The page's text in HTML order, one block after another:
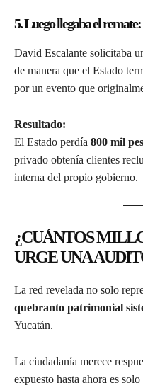
5. Luego llegaba el
David Escalante solicitaba
de manera que el Estado
por un evento que
Resultado:
El Estado perdía 800 mil
privado obtenía clientes
interna del propio gobierno.
¿CUÁNTOS
URGE UNA
La red revelada no solo
quebranto patrimonial
Yucatán.
La ciudadanía merece
expuesto hasta ahora es